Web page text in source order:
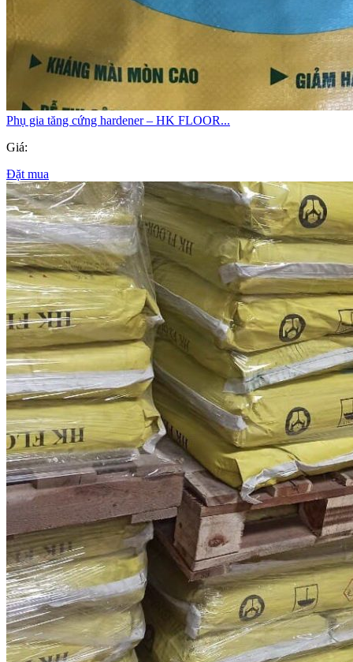
Phụ gia tăng cứng hardener – HK FLOOR...
Giá:
Đặt mua